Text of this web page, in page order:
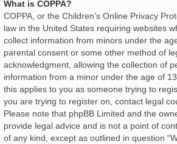
What is COPPA?
COPPA, or the Children’s Online Privacy
law in the United States requiring websites
collect information from minors under the
parental consent or some other method of
acknowledgment, allowing the collection of
information from a minor under the age of
this applies to you as someone trying to
you are trying to register on, contact legal
Please note that phpBB Limited and the
provide legal advice and is not a point of
of any kind, except as outlined in question